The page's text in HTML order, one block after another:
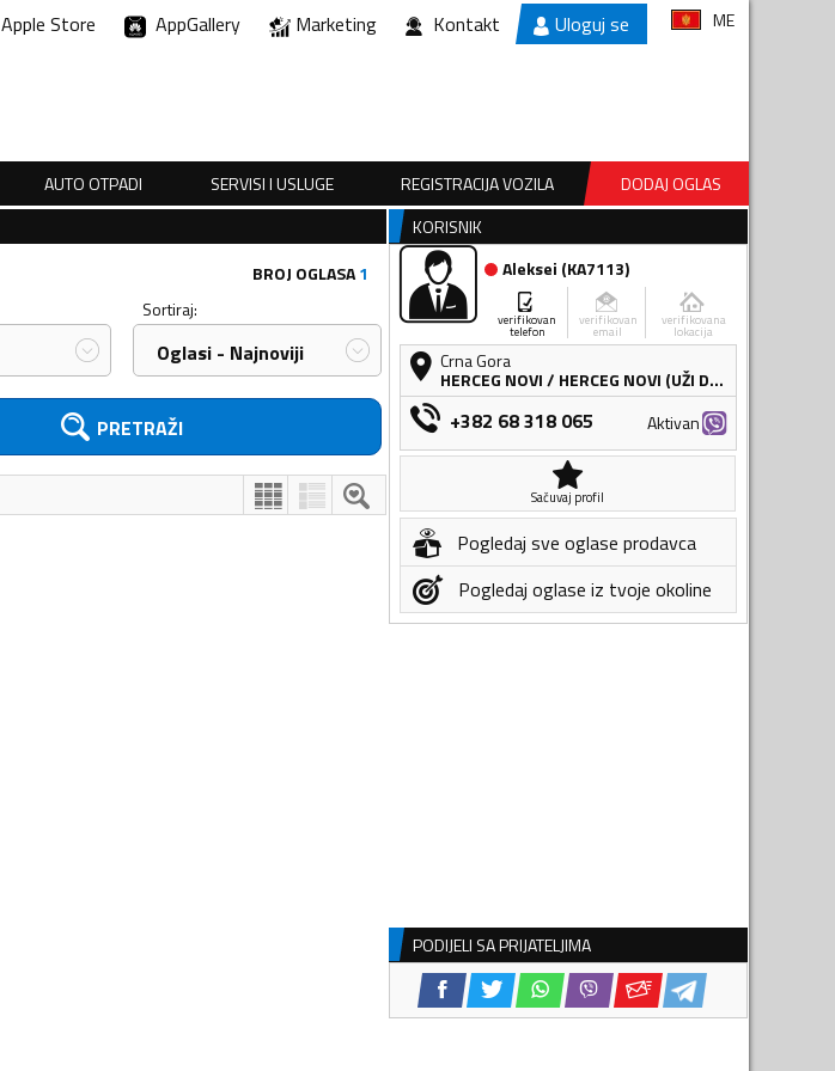
Apple Store AppGallery Marketing Kontakt Uloguj se ME
AUTO OTPADI SERVISI I USLUGE REGISTRACIJA VOZILA
DODAJ OGLAS
BROJ OGLASA1
Sortiraj:
Oglasi - Najnoviji
PRETRAŽI
KORISNIK
Aleksei (KA7113)
verifikovan
telefon
verifikovan
email
verifikovana
lokacija
Crna Gora
HERCEG NOVI/ HERCEG NOVI (UŽI DIO)
+382 68 318 065 Aktivan
Sačuvaj profil
Pogledaj sve oglase prodavca
Pogledaj oglase iz tvoje okoline
PODIJELI SA PRIJATELJIMA